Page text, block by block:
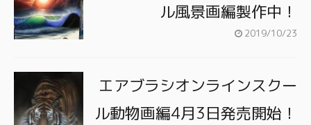
ル風景画編製作中！
2019/10/23
エアブラシオンラインスクー
ル動物画編4月3日発売開始！